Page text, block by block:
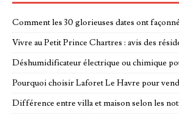
Comment les 30 glorieuses dates ont
Vivre au Petit Prince Chartres : avis des
Déshumidificateur électrique ou chimique
Pourquoi choisir Laforet Le Havre pour
Différence entre villa et maison selon les